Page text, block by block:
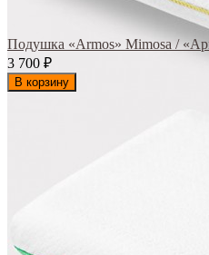
Подушка «Armos» Mimosa /
3 700 ₽
В корзину